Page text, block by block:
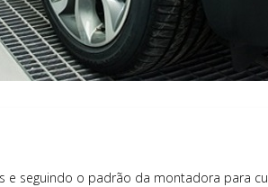
e seguindo o padrão da montadora para